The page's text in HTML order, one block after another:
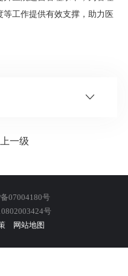
工作提供有效支撑，助力医
一级
07004180号
号
网站地图